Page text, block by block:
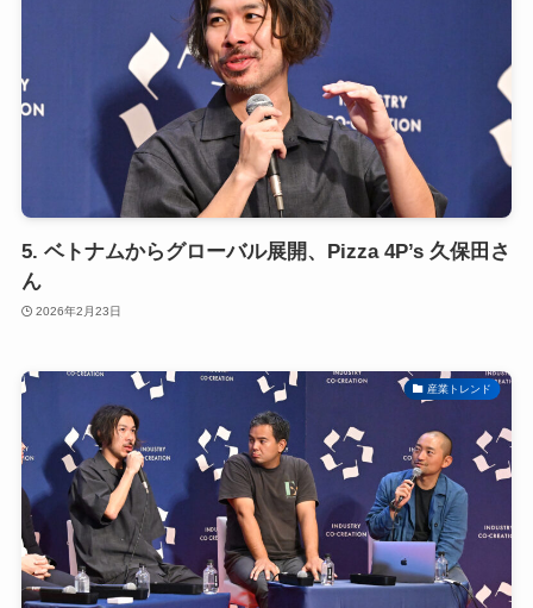
5. ベトナムからグローバル展開、Pizza 4P’s 久保田さ
ん
2026年2月23日
産業トレンド